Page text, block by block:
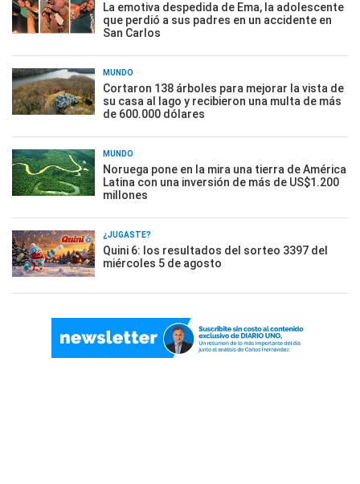
La emotiva despedida de Ema, la adolescente
que perdió a sus padres en un accidente en
San Carlos
MUNDO
Cortaron 138 árboles para mejorar la vista de
su casa al lago y recibieron una multa de más
de 600.000 dólares
MUNDO
Noruega pone en la mira una tierra de América
Latina con una inversión de más de US$1.200
millones
¿JUGASTE?
Quini 6: los resultados del sorteo 3397 del
miércoles 5 de agosto